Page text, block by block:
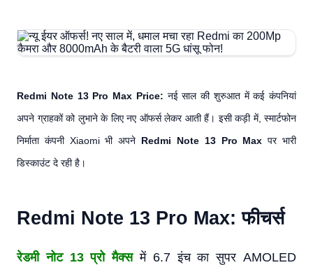
Redmi Note 13 Pro Max Price: नई साल की शुरुआत में कई कंपनियां
अपने ग्राहकों को लुभाने के लिए नए ऑफर्स लेकर आती हैं। इसी कड़ी में, स्मार्टफोन
निर्माता कंपनी Xiaomi भी अपने Redmi Note 13 Pro Max पर भारी
डिस्काउंट दे रही है।
Redmi Note 13 Pro Max: फीचर्स
रेडमी नोट 13 प्रो मैक्समें 6.7 इंच का सुपर AMOLED